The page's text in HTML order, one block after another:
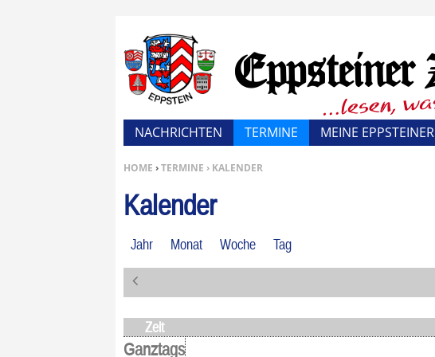
SIE BEFINDEN SICH HIER:
HOME ›TERMINE › KALENDER
Kalender
Jahr Monat Woche Tag
r
h
e
Zeit
Ganztags
NACHRICHTEN TERMINE MEINE EPPSTEINER